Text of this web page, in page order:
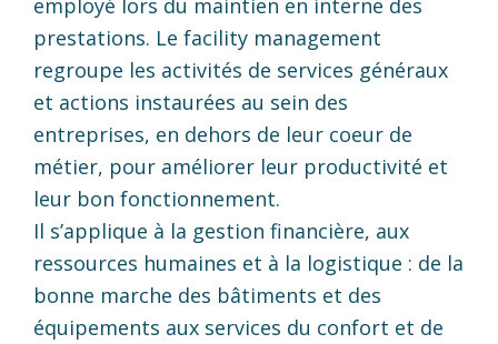
prestations. Le facility management
regroupe les activités de services généraux
et actions instaurées au sein des
entreprises, en dehors de leur coeur de
métier, pour améliorer leur productivité et
leur bon fonctionnement.
Il s’applique à la gestion financière, aux
ressources humaines et à la logistique : de la
bonne marche des bâtiments et des
équipements aux services du confort et de